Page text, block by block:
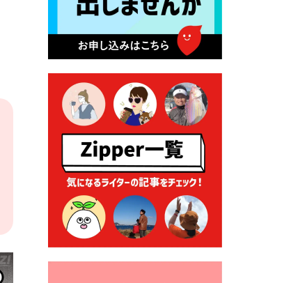
のご利用案内
2026年7月10日 台湾伝統音楽
団体 「北埔八音団・楽善軒」
公演開催のお知らせ
2026年7月9日 クラウドファ
ンディング型ふるさと納税の
実施について
2026年7月9日 農地法等に係
る各種申請に係る登記事項証
明書の添付省略について
2026年7月9日 廃食用油の回
収
2026年7月7日 「おゆずりコ